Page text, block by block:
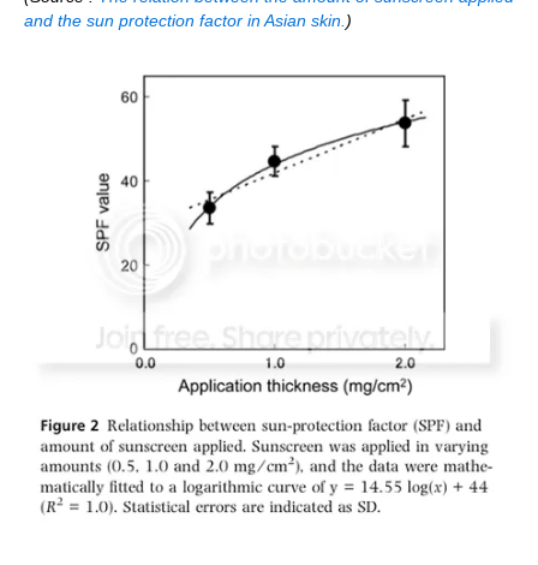
and the sun protection factor in Asian skin. )